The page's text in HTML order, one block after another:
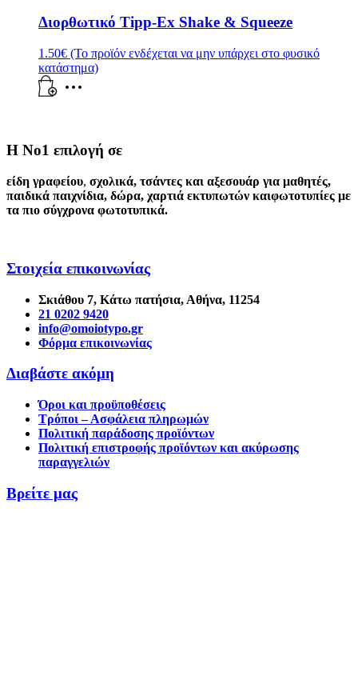
Διορθωτικό Tipp-Ex Shake & Squeeze
1.50€ (Το προϊόν ενδέχεται να μην υπάρχει στο φυσικό
κατάστημα)
Η Νο1 επιλογή σε
είδη γραφείου, σχολικά, τσάντες και αξεσουάρ για μαθητές,
παιδικά παιχνίδια, δώρα, χαρτιά εκτυπωτών καιφωτοτυπίες με
τα πιο σύγχρονα φωτοτυπικά.
Στοιχεία επικοινωνίας
Σκιάθου 7, Κάτω πατήσια, Αθήνα, 11254
21 0202 9420
info@omoiotypo.gr
Φόρμα επικοινωνίας
Διαβάστε ακόμη
Όροι και προϋποθέσεις
Τρόποι – Ασφάλεια πληρωμών
Πολιτική παράδοσης προϊόντων
Πολιτική επιστροφής προϊόντων και ακύρωσης
παραγγελιών
Βρείτε μας